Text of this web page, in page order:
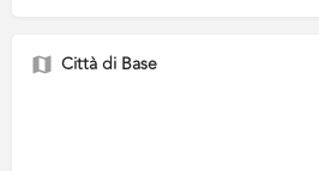
Città di Base